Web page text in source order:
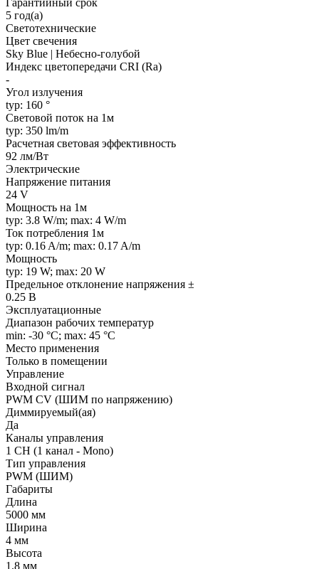
5 год(а)
Светотехнические
Цвет свечения
Sky Blue | Небесно-голубой
Индекс цветопередачи CRI (Ra)
-
Угол излучения
typ: 160 °
Световой поток на 1м
typ: 350 lm/m
Расчетная световая эффективность
92 лм/Вт
Электрические
Напряжение питания
24 V
Мощность на 1м
typ: 3.8 W/m; max: 4 W/m
Ток потребления 1м
typ: 0.16 A/m; max: 0.17 A/m
Мощность
typ: 19 W; max: 20 W
Предельное отклонение напряжения ±
0.25 В
Эксплуатационные
Диапазон рабочих температур
min: -30 °C; max: 45 °C
Место применения
Только в помещении
Управление
Входной сигнал
PWM СV (ШИМ по напряжению)
Диммируемый(ая)
Да
Каналы управления
1 CH (1 канал - Mono)
Тип управления
PWM (ШИМ)
Габариты
Длина
5000 мм
Ширина
4 мм
Высота
1.8 мм